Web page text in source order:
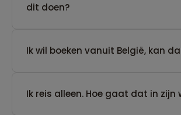
dit doen?
Ik wil boeken vanuit België, kan
​Ik reis alleen. Hoe gaat dat in zijn